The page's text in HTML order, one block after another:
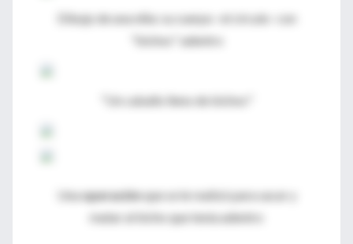
Dibujo de una niña: su cuerpo -el círculo- con
"bichos" adentro
"Un caballo lleno de bichos"
Unaoperaciónque se le realizó para sacar y
matar al bicho que tenía adentro